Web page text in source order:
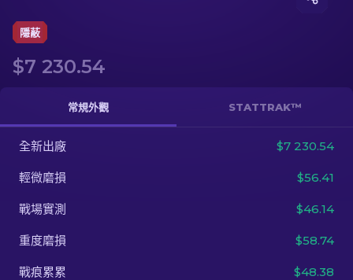
匕首
手套
武器箱
其他
ZH-TW
隱蔽
$7 230.54
常規外觀 STATTRAK™
全新出廠 $7 230.54
輕微磨損 $56.41
戰場實測 $46.14
重度磨損 $58.74
戰痕累累 $48.38